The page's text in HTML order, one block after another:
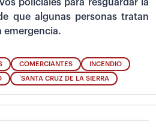
policiales para resguardar la
que algunas personas tratan
emergencia.
COMERCIANTES INCENDIO
´SANTA CRUZ DE LA SIERRA